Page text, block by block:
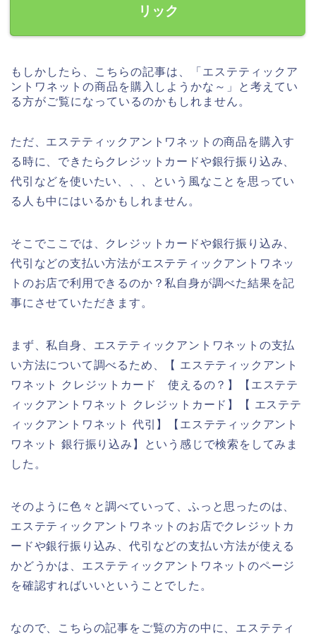
リック
もしかしたら、こちらの記事は、「エステティックア
ントワネットの商品を購入しようかな～」と考えてい
る方がご覧になっているのかもしれません。
ただ、エステティックアントワネットの商品を購入す
る時に、できたらクレジットカードや銀行振り込み、
代引などを使いたい、、、という風なことを思ってい
る人も中にはいるかもしれません。
そこでここでは、クレジットカードや銀行振り込み、
代引などの支払い方法がエステティックアントワネッ
トのお店で利用できるのか？私自身が調べた結果を記
事にさせていただきます。
まず、私自身、エステティックアントワネットの支払
い方法について調べるため、【 エステティックアント
ワネット クレジットカード 使えるの？】【エステテ
ィックアントワネット クレジットカード】【 エステテ
ィックアントワネット 代引】【エステティックアント
ワネット 銀行振り込み】という感じで検索をしてみま
した。
そのように色々と調べていって、ふっと思ったのは、
エステティックアントワネットのお店でクレジットカ
ードや銀行振り込み、代引などの支払い方法が使える
かどうかは、エステティックアントワネットのページ
を確認すればいいということでした。
なので、こちらの記事をご覧の方の中に、エステティ